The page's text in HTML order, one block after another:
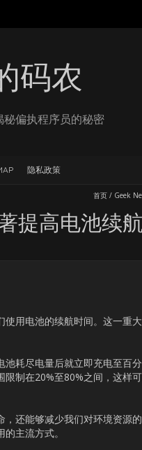
码农
偏执程序员的秘密
隐私政策
首页 / Geek
提高电池续
用电池的续航时间。这一重
耗尽电量后就立即充电至百
制在20%至80%之间，这样
还能够减少我们对环境资源
主流方式。